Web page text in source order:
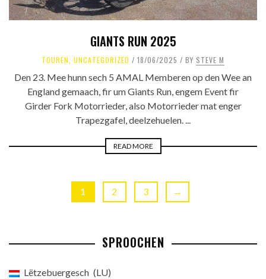
GIANTS RUN 2025
TOUREN UNCATEGORIZED 18/06/2025 BY STEVE M
Den 23. Mee hunn sech 5 AMAL Memberen op den Wee an
England gemaach, fir um Giants Run, engem Event fir
Girder Fork Motorrieder, also Motorrieder mat enger
Trapezgafel, deelzehuelen. ...
READ MORE
1 2 3 →
SPROOCHEN
Lëtzebuergesch LU